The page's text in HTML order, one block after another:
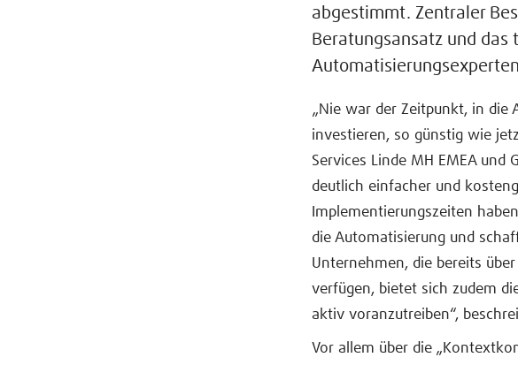
abgestimmt. Zentraler
Beratungsansatz und das
„Nie war der Zeitpunkt, in die
investieren, so günstig wie
Services Linde MH EMEA und
deutlich einfacher und
Implementierungszeiten
die Automatisierung und
Unternehmen, die bereits
verfügen, bietet sich zudem
aktiv voranzutreiben“,
Vor allem über die